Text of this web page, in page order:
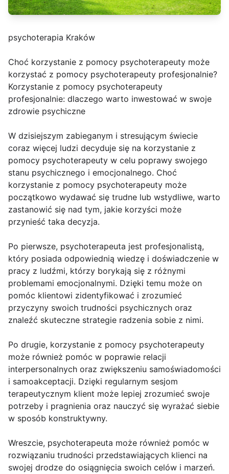
psychoterapia Kraków
Choć korzystanie z pomocy psychoterapeuty może
korzystać z pomocy psychoterapeuty profesjonalnie?
Korzystanie z pomocy psychoterapeuty
profesjonalnie: dlaczego warto inwestować w swoje
zdrowie psychiczne
W dzisiejszym zabieganym i stresującym świecie
coraz więcej ludzi decyduje się na korzystanie z
pomocy psychoterapeuty w celu poprawy swojego
stanu psychicznego i emocjonalnego. Choć
korzystanie z pomocy psychoterapeuty może
początkowo wydawać się trudne lub wstydliwe, warto
zastanowić się nad tym, jakie korzyści może
przynieść taka decyzja.
Po pierwsze, psychoterapeuta jest profesjonalistą,
który posiada odpowiednią wiedzę i doświadczenie w
pracy z ludźmi, którzy borykają się z różnymi
problemami emocjonalnymi. Dzięki temu może on
pomóc klientowi zidentyfikować i zrozumieć
przyczyny swoich trudności psychicznych oraz
znaleźć skuteczne strategie radzenia sobie z nimi.
Po drugie, korzystanie z pomocy psychoterapeuty
może również pomóc w poprawie relacji
interpersonalnych oraz zwiększeniu samoświadomości
i samoakceptacji. Dzięki regularnym sesjom
terapeutycznym klient może lepiej zrozumieć swoje
potrzeby i pragnienia oraz nauczyć się wyrażać siebie
w sposób konstruktywny.
Wreszcie, psychoterapeuta może również pomóc w
rozwiązaniu trudności przedstawiających klienci na
swojej drodze do osiągnięcia swoich celów i marzeń.